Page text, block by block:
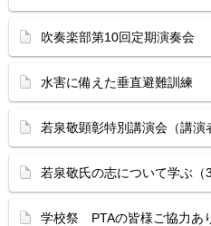
吹奏楽部第10回定期演奏会
水害に備えた垂直避難訓練
若泉敬顕彰特別講演会（講演
若泉敬氏の志について学ぶ（
学校祭 PTAの皆様ご協力あ